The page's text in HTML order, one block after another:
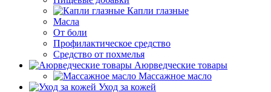
Капли глазные
Масла
От боли
Профилактическое средство
Средство от похмелья
Аюрведческие товары
Массажное масло
Уход за кожей